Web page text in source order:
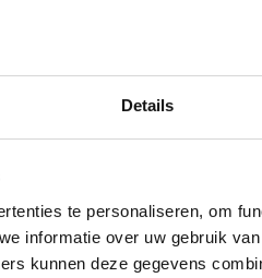
Details
te personaliseren, om
informatie over uw gebruik
kunnen deze gegevens